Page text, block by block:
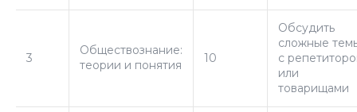
3
Обществознание:
теории и понятия
10
Обсудить
сложные
с
или
товарищами